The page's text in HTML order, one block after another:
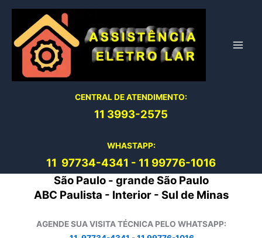
conteúdo
CENTRAL DE ATENDIMENTO:
11 3993-2575
WHASTAPP:
11 97734-4341 - 11 99776-1016
São Paulo - grande São Paulo
ABC Paulista - Interior - Sul de Minas
AGENDE SUA VISITA TÉCNICA PELO WHATSAPP: